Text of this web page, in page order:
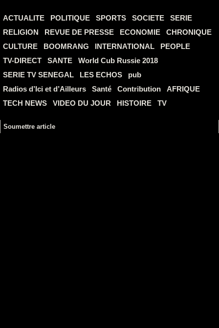
ACTUALITE POLITIQUE SPORTS SOCIETE
SERIE
RELIGION
REVUE DE PRESSE ECONOMIE
CHRONIQUE
CULTURE
BOOMRANG INTERNATIONAL
PEOPLE
TV-DIRECT
SANTE
World Cub Russie 2018
SERIE TV SENEGAL
LES ECHOS
pub
Radios d’Ici et d’Ailleurs
Santé Contribution
AFRIQUE
TECH NEWS
VIDEO DU JOUR HISTOIRE TV
Soumettre article